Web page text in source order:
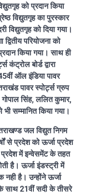
को प्रदान किया
विद्युतगृह का पुरस्कार
विद्युतगृह को दिया गया।
द्वितीय परियोजना को
किया गया। साथ ही
बोर्ड द्वारा
ऑल इंडिया पावर
पावर स्पोर्ट्स ग्रुप
सिंह, ललित कुमार,
भी सम्मानित किया गया।
जल विद्युत निगम
से प्रदेश को ऊर्जा प्रदेश
प्रदेश में इन्वेसमेंट के तहत
है। ऊर्जा इंडस्ट्री में
नही है। उन्होंने ऊर्जा
साथ 21वीं सदी के तीसरे